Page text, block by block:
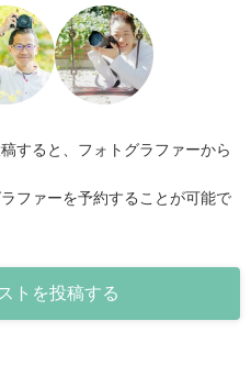
すると、フォトグラファーから
ファーを予約することが可能で
トを投稿する